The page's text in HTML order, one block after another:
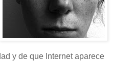
y de que Internet aparece